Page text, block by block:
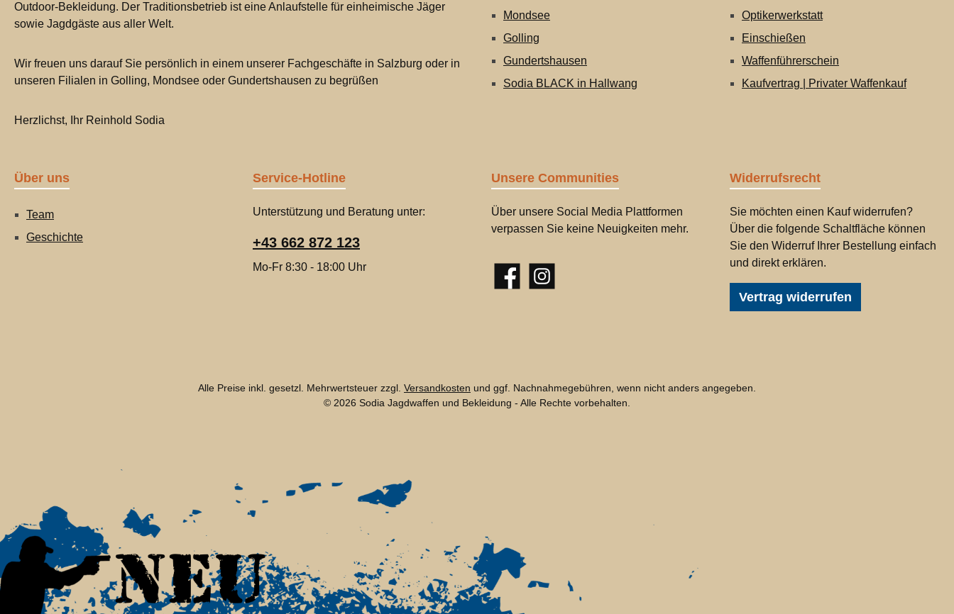
Outdoor-Bekleidung. Der Traditionsbetrieb ist eine Anlaufstelle für einheimische Jäger
sowie Jagdgäste aus aller Welt.
Wir freuen uns darauf Sie persönlich in einem unserer Fachgeschäfte in Salzburg oder in
unseren Filialen in Golling, Mondsee oder Gundertshausen zu begrüßen
Herzlichst, Ihr Reinhold Sodia
Mondsee
Golling
Gundertshausen
Sodia BLACK in Hallwang
Optikerwerkstatt
Einschießen
Waffenführerschein
Kaufvertrag | Privater Waffenkauf
Über uns
Team
Geschichte
Service-Hotline
Unterstützung und Beratung unter:
+43 662 872 123
Mo-Fr 8:30 - 18:00 Uhr
Unsere Communities
Über unsere Social Media Plattformen
verpassen Sie keine Neuigkeiten mehr.
FacebookInstagram
Widerrufsrecht
Sie möchten einen Kauf widerrufen?
Über die folgende Schaltfläche können
Sie den Widerruf Ihrer Bestellung einfach
und direkt erklären.
Vertrag widerrufen
Alle Preise inkl. gesetzl. Mehrwertsteuer zzgl. Versandkosten und ggf. Nachnahmegebühren, wenn nicht anders angegeben.
© 2026 Sodia Jagdwaffen und Bekleidung - Alle Rechte vorbehalten.